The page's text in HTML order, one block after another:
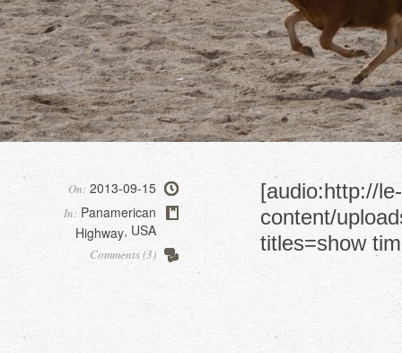
On: 2013-09-15
In: Panamerican
Highway USA
Comments (3)
[audio:http://
content/
titles=show